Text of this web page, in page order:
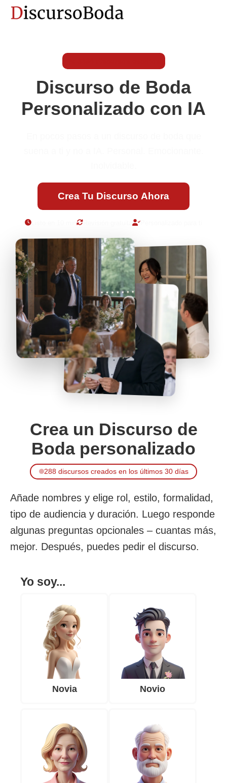
Discurso de Boda
Personalizado con IA
Crea Tu Discurso Ahora
Crea un Discurso de
Boda personalizado
288 discursos creados en los últimos 30 días
Añade nombres y elige rol, estilo, formalidad,
tipo de audiencia y duración. Luego responde
algunas preguntas opcionales – cuantas más,
mejor. Después, puedes pedir el discurso.
Yo soy...
Novia Novio